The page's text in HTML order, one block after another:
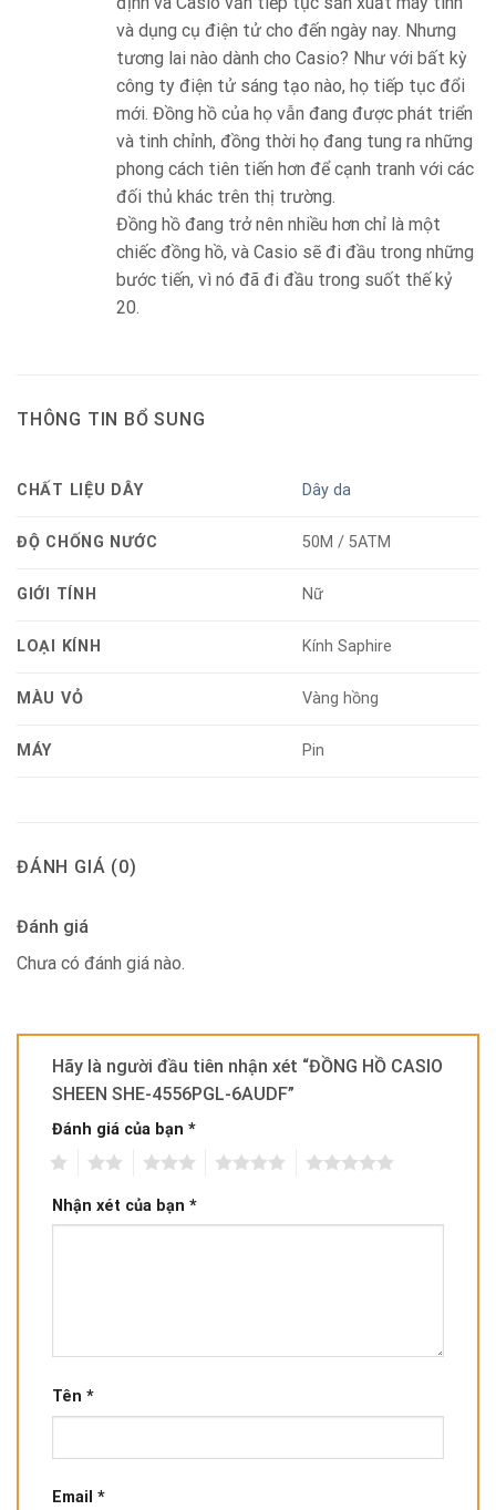
và dụng cụ điện tử cho đến ngày nay. Nhưng
tương lai nào dành cho Casio? Như với bất kỳ
công ty điện tử sáng tạo nào, họ tiếp tục đổi
mới. Đồng hồ của họ vẫn đang được phát triển
và tinh chỉnh, đồng thời họ đang tung ra những
phong cách tiên tiến hơn để cạnh tranh với các
đối thủ khác trên thị trường.
Đồng hồ đang trở nên nhiều hơn chỉ là một
chiếc đồng hồ, và Casio sẽ đi đầu trong những
bước tiến, vì nó đã đi đầu trong suốt thế kỷ
20.
THÔNG TIN BỔ SUNG
CHẤT LIỆU DÂY Dây da
ĐỘ CHỐNG NƯỚC 50M / 5ATM
GIỚI TÍNH Nữ
LOẠI KÍNH Kính Saphire
MÀU VỎ Vàng hồng
MÁY Pin
ĐÁNH GIÁ (0)
Đánh giá
Chưa có đánh giá nào.
Hãy là người đầu tiên nhận xét “ĐỒNG HỒ CASIO
SHEEN SHE-4556PGL-6AUDF”
Đánh giá của bạn *
Nhận xét của bạn *
Tên *
Email *